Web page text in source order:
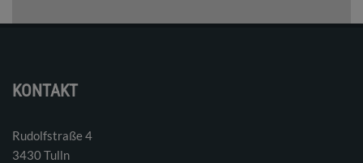
KONTAKT
Rudolfstraße 4
3430 Tulln